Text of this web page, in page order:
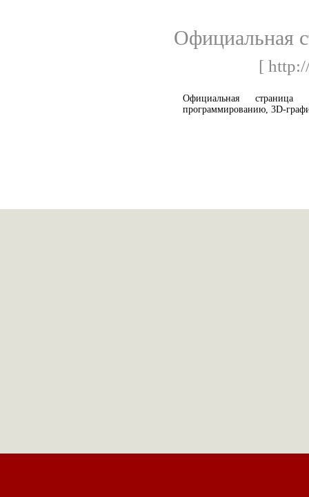
Официальная
[
Официальная
программированию, 3D-